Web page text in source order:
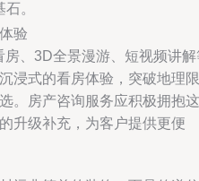
。
验
、3D全景漫游、短视频讲解
浸式的看房体验，突破地理限
。房产咨询服务应积极拥抱这
升级补充，为客户提供更便